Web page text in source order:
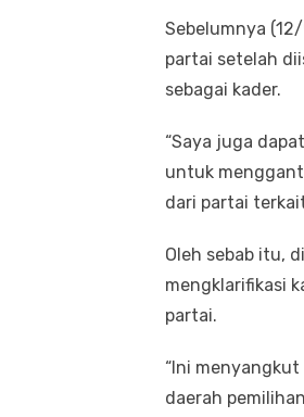
Sebelumnya
partai setelah
sebagai kader.
“Saya juga
untuk
dari partai
Oleh sebab itu,
mengklarifikasi
partai.
“Ini
daerah